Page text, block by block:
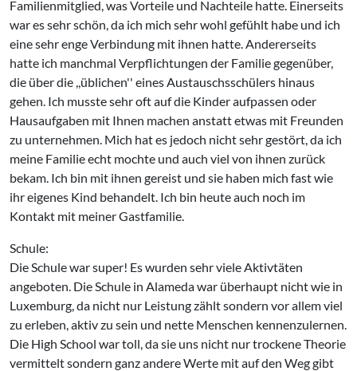
Familienmitglied, was Vorteile und Nachteile hatte. Einerseits
war es sehr schön, da ich mich sehr wohl gefühlt habe und ich
eine sehr enge Verbindung mit ihnen hatte. Andererseits
hatte ich manchmal Verpflichtungen der Familie gegenüber,
die über die ,,üblichen'' eines Austauschsschülers hinaus
gehen. Ich musste sehr oft auf die Kinder aufpassen oder
Hausaufgaben mit Ihnen machen anstatt etwas mit Freunden
zu unternehmen. Mich hat es jedoch nicht sehr gestört, da ich
meine Familie echt mochte und auch viel von ihnen zurück
bekam. Ich bin mit ihnen gereist und sie haben mich fast wie
ihr eigenes Kind behandelt. Ich bin heute auch noch im
Kontakt mit meiner Gastfamilie.
Schule:
Die Schule war super! Es wurden sehr viele Aktivtäten
angeboten. Die Schule in Alameda war überhaupt nicht wie in
Luxemburg, da nicht nur Leistung zählt sondern vor allem viel
zu erleben, aktiv zu sein und nette Menschen kennenzulernen.
Die High School war toll, da sie uns nicht nur trockene Theorie
vermittelt sondern ganz andere Werte mit auf den Weg gibt